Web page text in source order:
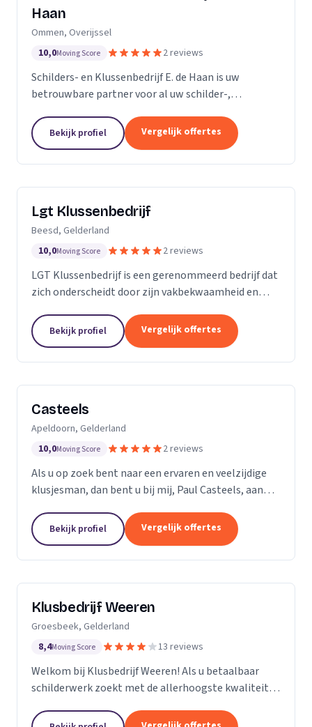
Haan
Ommen, Overijssel
10,0Moving Score 2 reviews
Schilders- en Klussenbedrijf E. de Haan is uw
betrouwbare partner voor al uw schilder-,
in november 2007, hebben we ons onderscheiden
door onze...
Bekijk profiel Vergelijk offertes
Lgt Klussenbedrijf
Beesd, Gelderland
10,0Moving Score 2 reviews
LGT Klussenbedrijf is een gerenommeerd bedrijf dat
zich onderscheidt door zijn vakbekwaamheid en
ervaren professionals die elk een specifieke taak...
Bekijk profiel Vergelijk offertes
Casteels
Apeldoorn, Gelderland
10,0Moving Score 2 reviews
Als u op zoek bent naar een ervaren en veelzijdige
klusjesman, dan bent u bij mij, Paul Casteels, aan
klussenbedrijf en heb ik een breed scala aan...
Bekijk profiel Vergelijk offertes
Klusbedrijf Weeren
Groesbeek, Gelderland
8,4Moving Score 13 reviews
Welkom bij Klusbedrijf Weeren! Als u betaalbaar
schilderwerk zoekt met de allerhoogste kwaliteit
kwaliteit omdat schilderwerk onze passie is, dit